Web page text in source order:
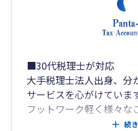
■30代税理士が対応
大手税理士法人出身、分
サービスを心がけていま
フットワーク軽く様々
業承継、株価対策、事業
続